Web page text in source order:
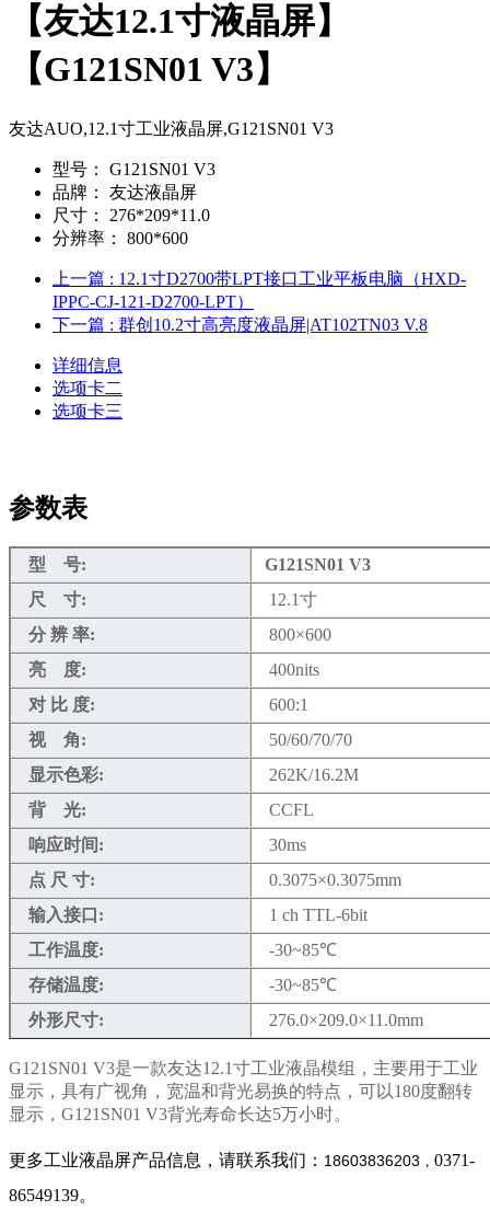
【友达12.1寸液晶屏】
【G121SN01 V3】
友达AUO,12.1寸工业液晶屏,G121SN01 V3
型号：
G121SN01 V3
品牌：
友达液晶屏
尺寸：
276*209*11.0
分辨率：
800*600
上一篇 : 12.1寸D2700带LPT接口工业平板电脑（HXD-
IPPC-CJ-121-D2700-LPT）
下一篇 : 群创10.2寸高亮度液晶屏|AT102TN03 V.8
详细信息
选项卡二
选项卡三
参数表
型 号:
G121SN01 V3
尺 寸:
12.1寸
分 辨 率:
800×600
亮 度:
400nits
对 比 度:
600:1
视 角:
50/60/70/70
显示色彩:
262K/16.2M
背 光:
CCFL
响应时间:
30ms
点 尺 寸:
0.3075×0.3075mm
输入接口:
1 ch TTL-6bit
工作温度:
-30~85℃
存储温度:
-30~85℃
外形尺寸:
276.0×209.0×11.0mm
G121SN01 V3是一款友达12.1寸工业液晶模组，主要用于工业
显示，具有广视角，宽温和背光易换的特点，可以180度翻转
显示，G121SN01 V3背光寿命长达5万小时。
更多工业液晶屏产品信息，请联系我们： 18603836203 ， 0371-
86549139。